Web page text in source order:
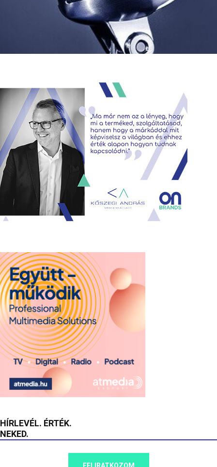
HÍRLEVÉL. ÉRTÉK.
NEKED.